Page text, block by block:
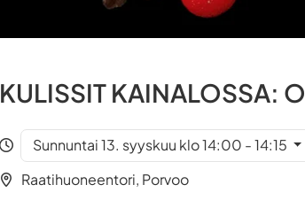
KULISSIT KAINALOSSA:
Sunnuntai 13. syyskuu klo 14:00 - 14:15
Raatihuoneentori, Porvoo